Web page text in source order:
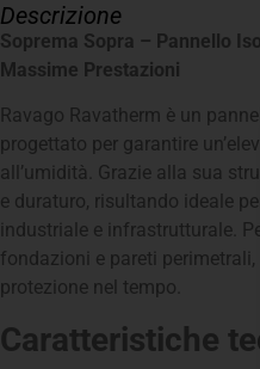
Descrizione
Soprema Sopra – Pannello
Massime Prestazioni
Ravago Ravatherm è un
progettato per garantire
all’umidità. Grazie alla sua
e duraturo, risultando ideale
industriale e infrastrutturale.
fondazioni e pareti perimetrali,
protezione nel tempo.
Caratteristiche